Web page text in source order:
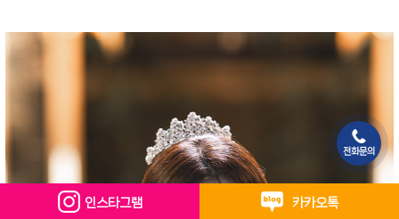
전화문의
인스타그램 카카오톡